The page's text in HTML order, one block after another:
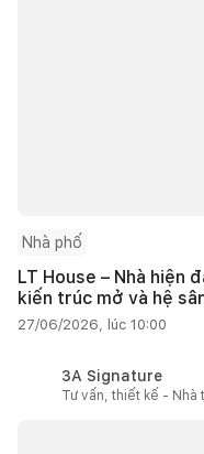
Nhà phố
LT House – Nhà hiện
kiến trúc mở và hệ
27/06/2026, lúc 10:00
3A Signature
Tư vấn, thiết kế - Nhà